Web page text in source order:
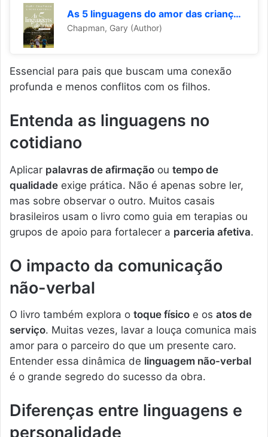
As 5 linguagens do amor das crianças - nova edição: Como expressar um compromisso de amor a seu filho
Chapman, Gary (Author)
Essencial para pais que buscam uma conexão
profunda e menos conflitos com os filhos.
Entenda as linguagens no
cotidiano
Aplicar palavras de afirmação ou tempo de
qualidade exige prática. Não é apenas sobre ler,
mas sobre observar o outro. Muitos casais
brasileiros usam o livro como guia em terapias ou
grupos de apoio para fortalecer a parceria afetiva.
O impacto da comunicação
não-verbal
O livro também explora o toque físico e os atos de
serviço. Muitas vezes, lavar a louça comunica mais
amor para o parceiro do que um presente caro.
Entender essa dinâmica de linguagem não-verbal
é o grande segredo do sucesso da obra.
Diferenças entre linguagens e
personalidade